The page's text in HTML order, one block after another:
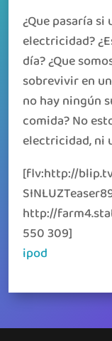
¿Que pasaría
electricidad?
día? ¿Que
sobrevivir en
no hay ningún
comida? No
electricidad, ni
[flv:http://
http://
550 309]
ipod